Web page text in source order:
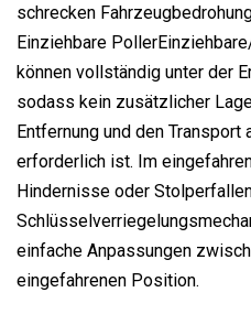
schrecken
Einziehbare
können vollständig unter der
sodass kein zusätzlicher
Entfernung und den Transport
erforderlich ist. Im
Hindernisse oder
einfache Anpassungen
eingefahrenen Position.